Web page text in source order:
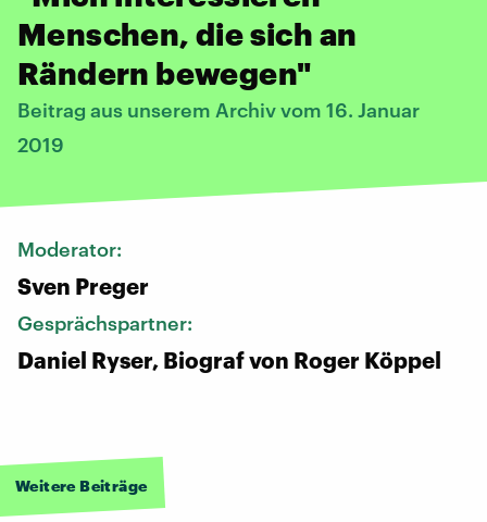
Menschen, die sich an
Rändern bewegen"
Beitrag aus unserem Archiv vom 16. Januar
2019
Moderator:
Sven Preger
Gesprächspartner:
Daniel Ryser, Biograf von Roger Köppel
Weitere Beiträge